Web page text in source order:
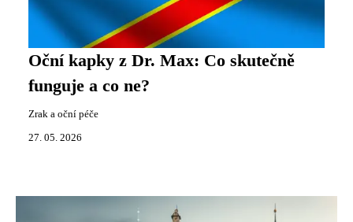
Oční kapky z Dr. Max: Co skutečně
funguje a co ne?
Zrak a oční péče
27. 05. 2026